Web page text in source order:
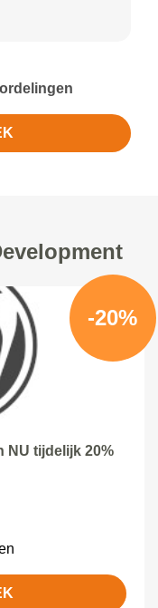
-20%
NU tijdelijk 20%